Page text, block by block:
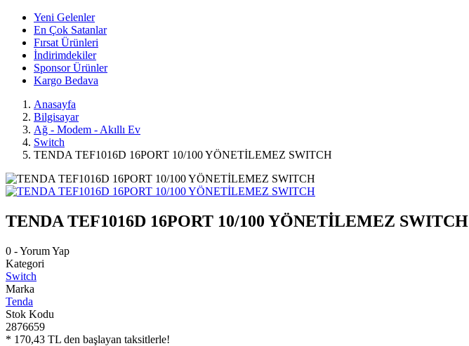
Yeni Gelenler
En Çok Satanlar
Fırsat Ürünleri
İndirimdekiler
Sponsor Ürünler
Kargo Bedava
Anasayfa
Bilgisayar
Ağ - Modem - Akıllı Ev
Switch
TENDA TEF1016D 16PORT 10/100 YÖNETİLEMEZ SWITCH
TENDA TEF1016D 16PORT 10/100 YÖNETİLEMEZ SWITCH
0 - Yorum Yap
Kategori
Switch
Marka
Tenda
Stok Kodu
2876659
* 170,43 TL den başlayan taksitlerle!